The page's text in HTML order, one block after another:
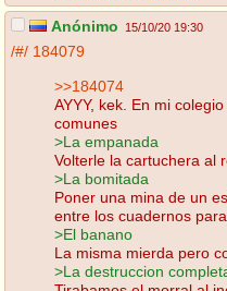
Anónimo 15/10/20 19:30
/#/ 184079
>>184074
AYYY, kek. En mi
comunes
>La empanada
Volterle la cartuchera al
>La bomitada
Poner una mina de un
entre los cuadernos
>El banano
La misma mierda pero
>La destruccion